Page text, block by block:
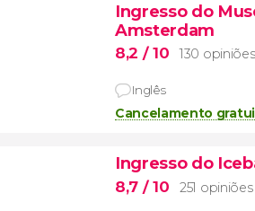
Ingresso do
Amsterdam
8,2 / 10 130 opiniões
Inglês
Cancelamento
Ingresso do
8,7 / 10 251 opiniões